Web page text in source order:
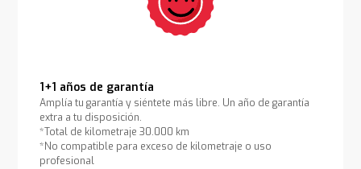
1+1 años de garantía
Amplía tu garantía y siéntete más libre. Un año de garantía
extra a tu disposición.
*Total de kilometraje 30.000 km
*No compatible para exceso de kilometraje o uso
profesional